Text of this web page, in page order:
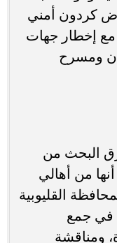
كردون أمني
مع إخطار جهات
ومسرح
البحث من
من أهالي
القليوبية
في جمع
ومناقشة